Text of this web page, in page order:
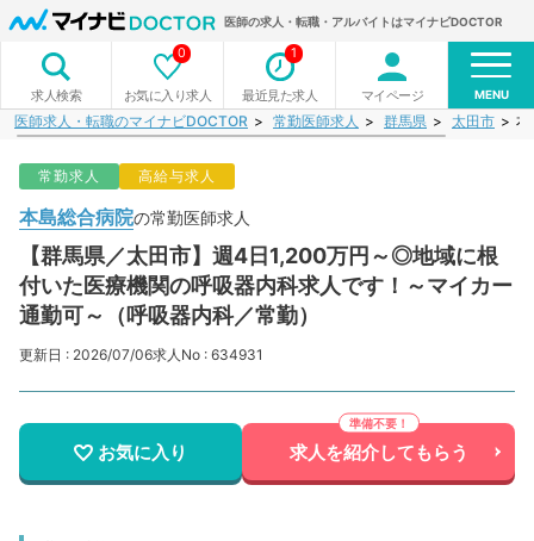
医師の求人・転職・アルバイトはマイナビDOCTOR
求人検索 お気に入り求人
0
最近見た求人
1
マイページ MENU
医師求人・転職のマイナビDOCTOR 常勤医師求人 群馬県 太田市 本
常勤求人 高給与求人
本島総合病院の常勤医師求人
【群馬県／太田市】週4日1,200万円～◎地域に根
付いた医療機関の呼吸器内科求人です！～マイカー
通勤可～（呼吸器内科／常勤）
更新日 : 2026/07/06求人No : 634931
お気に入り 求人を紹介してもらう